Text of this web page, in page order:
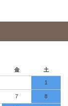
金 土
1
7 8